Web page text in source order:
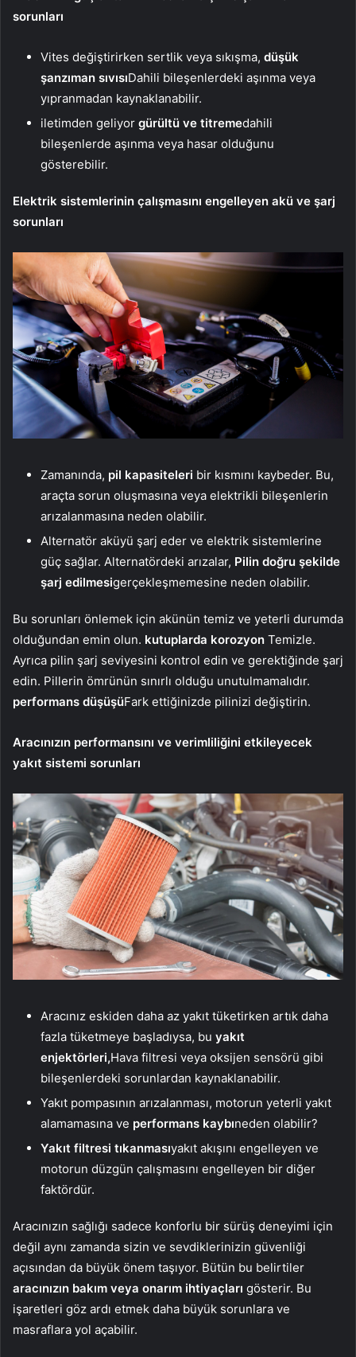
sorunları
Vites değiştirirken sertlik veya sıkışma, düşük
şanzıman sıvısıDahili bileşenlerdeki aşınma veya
yıpranmadan kaynaklanabilir.
iletimden geliyor gürültü ve titremedahili
bileşenlerde aşınma veya hasar olduğunu
gösterebilir.
Elektrik sistemlerinin çalışmasını engelleyen akü ve şarj
sorunları
Zamanında, pil kapasiteleri bir kısmını kaybeder. Bu,
araçta sorun oluşmasına veya elektrikli bileşenlerin
arızalanmasına neden olabilir.
Alternatör aküyü şarj eder ve elektrik sistemlerine
güç sağlar. Alternatördeki arızalar, Pilin doğru şekilde
şarj edilmesigerçekleşmemesine neden olabilir.
Bu sorunları önlemek için akünün temiz ve yeterli durumda
olduğundan emin olun. kutuplarda korozyon Temizle.
Ayrıca pilin şarj seviyesini kontrol edin ve gerektiğinde şarj
edin. Pillerin ömrünün sınırlı olduğu unutulmamalıdır.
performans düşüşüFark ettiğinizde pilinizi değiştirin.
Aracınızın performansını ve verimliliğini etkileyecek
yakıt sistemi sorunları
Aracınız eskiden daha az yakıt tüketirken artık daha
fazla tüketmeye başladıysa, bu yakıt
enjektörleri,Hava filtresi veya oksijen sensörü gibi
bileşenlerdeki sorunlardan kaynaklanabilir.
Yakıt pompasının arızalanması, motorun yeterli yakıt
alamamasına ve performans kaybıneden olabilir?
Yakıt filtresi tıkanmasıyakıt akışını engelleyen ve
motorun düzgün çalışmasını engelleyen bir diğer
faktördür.
Aracınızın sağlığı sadece konforlu bir sürüş deneyimi için
değil aynı zamanda sizin ve sevdiklerinizin güvenliği
açısından da büyük önem taşıyor. Bütün bu belirtiler
aracınızın bakım veya onarım ihtiyaçları gösterir. Bu
işaretleri göz ardı etmek daha büyük sorunlara ve
masraflara yol açabilir.